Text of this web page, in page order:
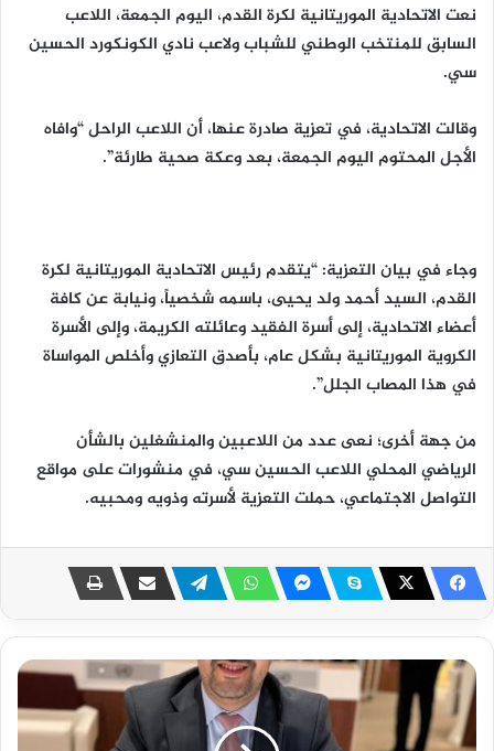
نعت الاتحادية الموريتانية لكرة القدم، اليوم الجمعة، اللاعب
السابق للمنتخب الوطني للشباب ولاعب نادي الكونكورد الحسين
سي.
وقالت الاتحادية، في تعزية صادرة عنها، أن اللاعب الراحل “وافاه
الأجل المحتوم اليوم الجمعة، بعد وعكة صحية طارئة”.
وجاء في بيان التعزية: “يتقدم رئيس الاتحادية الموريتانية لكرة
القدم، السيد أحمد ولد يحيى، باسمه شخصياً، ونيابة عن كافة
أعضاء الاتحادية، إلى أسرة الفقيد وعائلته الكريمة، وإلى الأسرة
الكروية الموريتانية بشكل عام، بأصدق التعازي وأخلص المواساة
في هذا المصاب الجلل”.
من جهة أخرى؛ نعى عدد من اللاعبين والمنشغلين بالشأن
الرياضي المحلي اللاعب الحسين سي، في منشورات على مواقع
التواصل الاجتماعي، حملت التعزية لأسرته وذويه ومحبيه.